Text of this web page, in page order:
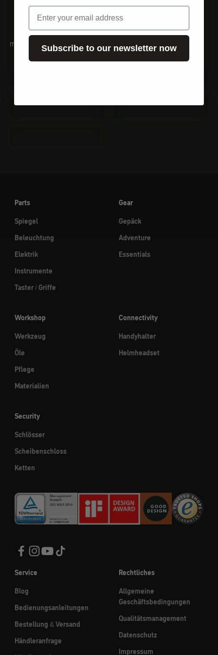
mehr Abenteuer
Zelte
Isomatten
Parts
Spiegel
Beleuchtung
Elektrik
Instrumente
Taster / Griffe
Gear
Gepäck
Adventure
Essentials
Workshop
Werkzeug
Öle
Pflege
Materialien
Connectivity
Handyhalter
Helmheadset
Security
Schlösser
Scheibenschloss
Ketten
Service
Blog
Bedienungsanleitungen
Bestellung & Versand
Händleranfrage
Rechtliches
Allgemeine
Geschäftsbedingungen
Qualitätsmanagement
Datenschutz
Impressum
Email
Subscribe to our newsletter now